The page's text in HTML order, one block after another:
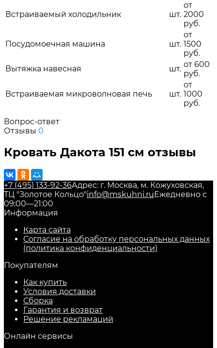
Встраиваемый холодильник шт.
от
2000
руб.
Посудомоечная машина шт.
от
1500
руб.
Вытяжка навесная
шт. от 600
руб.
Встраиваемая микроволновая печь шт.
от
1000
руб.
Вопрос-ответ
Отзывы 0
Кровать Дакота 151 см отзывы
+7 (495) 133-92-36Адрес: г. Москва, м. Кожуховская,
ТЦ "Золотое Кольцо"info@mskuhni.ru Ежедневно с
09:00—21:00
Информация
Карта сайта
Согласие на обработку персональных данных
(политика конфиденциальности)
Покупателям
Как купить
Условия доставки
Сборка
Гарантия и возврат
Решение рекламаций
Онлайн сервисы